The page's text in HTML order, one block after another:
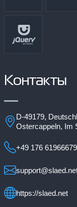
Контакты
D-49179,
Ostercappeln, Im
+49 176 61966679
https://slaed.net